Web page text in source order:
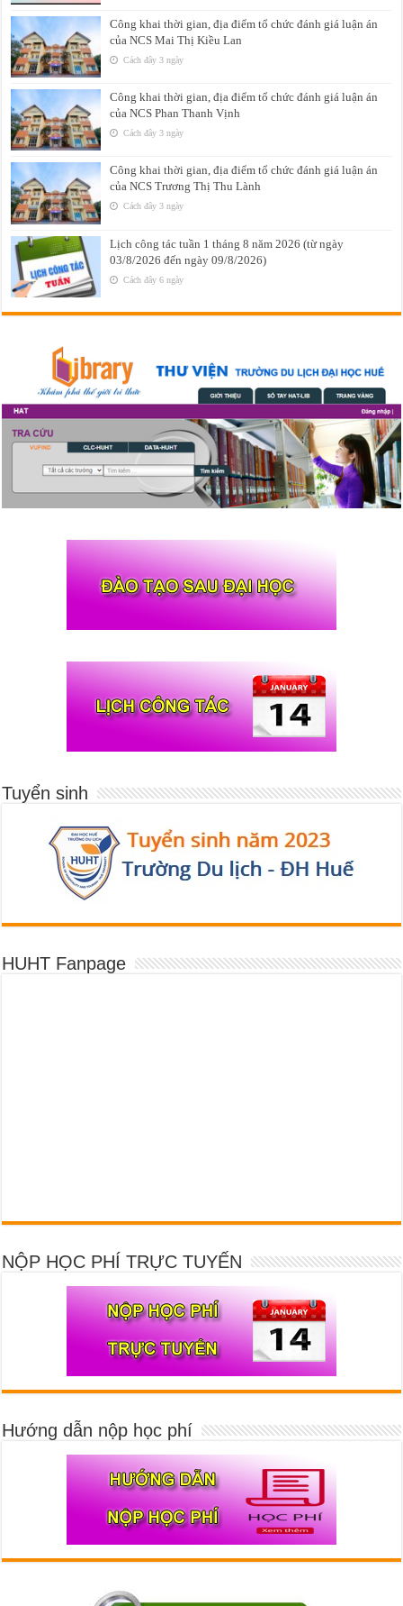
Công khai thời gian, địa điểm tổ chức đánh giá luận án
của NCS Mai Thị Kiều Lan
Cách đây 3 ngày
Công khai thời gian, địa điểm tổ chức đánh giá luận án
của NCS Phan Thanh Vịnh
Cách đây 3 ngày
Công khai thời gian, địa điểm tổ chức đánh giá luận án
của NCS Trương Thị Thu Lành
Cách đây 3 ngày
Lịch công tác tuần 1 tháng 8 năm 2026 (từ ngày
03/8/2026 đến ngày 09/8/2026)
Cách đây 6 ngày
Tuyển sinh
HUHT Fanpage
NỘP HỌC PHÍ TRỰC TUYẾN
Hướng dẫn nộp học phí